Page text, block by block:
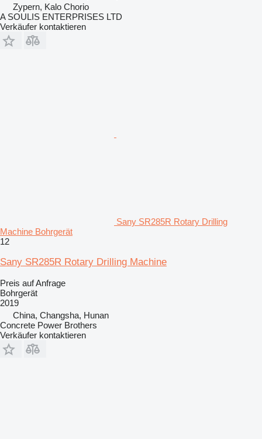
Zypern, Kalo Chorio
A SOULIS ENTERPRISES LTD
Verkäufer kontaktieren
Sany SR285R Rotary Drilling
Machine Bohrgerät
12
Sany SR285R Rotary Drilling Machine
Preis auf Anfrage
Bohrgerät
2019
China, Changsha, Hunan
Concrete Power Brothers
Verkäufer kontaktieren